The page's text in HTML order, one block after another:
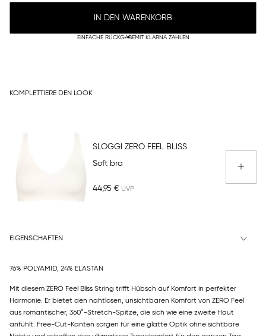
IN DEN WARENKORB
EINFACHE RÜCKGABEMIT KLARNA ZAHLEN
KOMPLETTIERE DEN LOOK
SLOGGI ZERO FEEL BLISS
Soft bra
44,95 €
EIGENSCHAFTEN
76% POLYAMID, 24% ELASTAN
Mit diesem ZERO Feel Bliss String trifft Hübsch auf Komfort in perfekter
Harmonie. Er bietet den nahtlosen, unsichtbaren Komfort von ZERO Feel
aus romantischer, 360°-Stretch-Spitze, die sich wie eine zweite Haut
anfühlt. Free-Cut-Kanten sorgen für eine glatte Optik ohne sichtbare